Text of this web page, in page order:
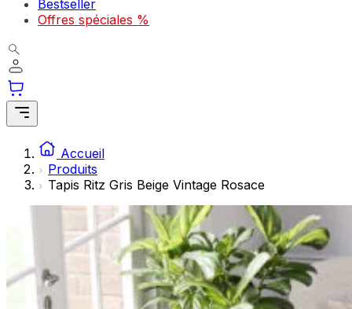
Bestseller
Offres spéciales %
Accueil
Produits
Tapis Ritz Gris Beige Vintage Rosace
Les cookies marketing sont utilisés pour suivre les
engageantes pour l'utilisateur individuel et, par
Les cookies non classés sont des cookies qui sont en